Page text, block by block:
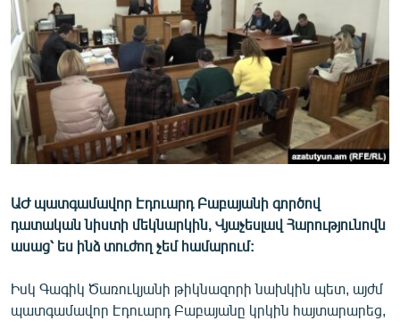
ՄԻՋԱԶԳԱՅԻՆ
ՄՇԱԿՈՒՅԹ
ՍՊՈՐՏ
ՄԵԿՆԱԲԱՆՈՒԹՅՈՒՆ
ՏՏ ԵՒ ԻՆՏԵՐՆԵՏ
ԱՐԽԻՎ
ՏԵՍԱՆՅՈՒԹԵՐ
ՁԳՏԵԼՈՎ ԼԱՎԱԳՈՒՅՆԻՆ
ԱԺ պատգամավոր Էդուարդ Բաբայանի գործով
դատական նիստի մեկնարկին, Վյաչեսլավ Հարությունովն
ասաց՝ ես ինձ տուժող չեմ համարում:
Իսկ Գագիկ Ծառուկյանի թիկնազորի նախկին պետ, այժմ
պատգամավոր Էդուարդ Բաբայանը կրկին հայտարարեց,